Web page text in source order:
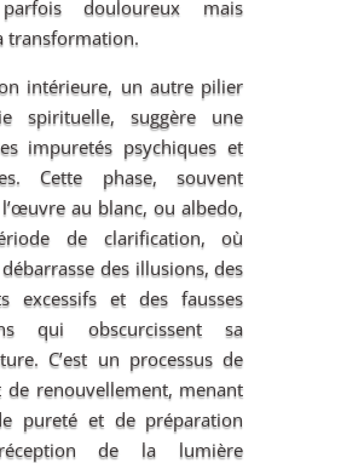
douloureux mais
transformation.
intérieure, un autre pilier
spirituelle, suggère une
impuretés psychiques et
Cette phase, souvent
au blanc, ou albedo,
de clarification, où
des illusions, des
excessifs et des fausses
qui obscurcissent sa
C’est un processus de
de renouvellement, menant
pureté et de préparation
de la lumière